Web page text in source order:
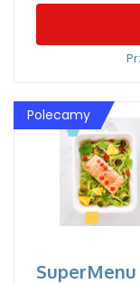
Polecamy
SuperMenu